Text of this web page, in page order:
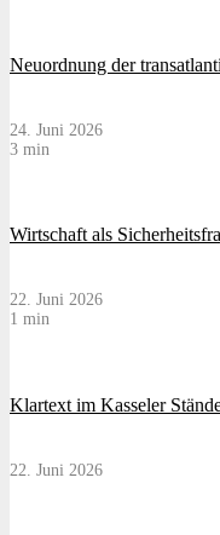
Neuordnung der
24. Juni 2026
3 min
Wirtschaft als
22. Juni 2026
1 min
Klartext im Kasseler
22. Juni 2026